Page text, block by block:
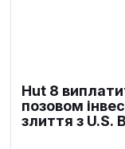
Hut 8
позовом
злиття з U.S.